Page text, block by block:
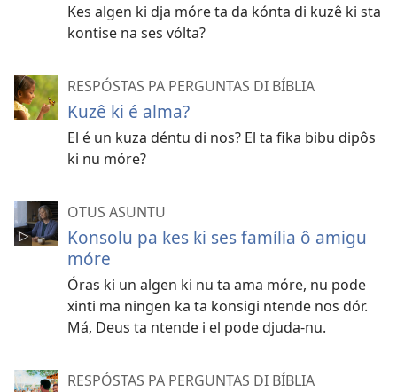
Kes algen ki dja móre ta da kónta di kuzê ki sta
kontise na ses vólta?
RESPÓSTAS PA PERGUNTAS DI BÍBLIA
Kuzê ki é alma?
El é un kuza déntu di nos? El ta fika bibu dipôs
ki nu móre?
OTUS ASUNTU
Konsolu pa kes ki ses família ô amigu
móre
Óras ki un algen ki nu ta ama móre, nu pode
xinti ma ningen ka ta konsigi ntende nos dór.
Má, Deus ta ntende i el pode djuda-nu.
RESPÓSTAS PA PERGUNTAS DI BÍBLIA